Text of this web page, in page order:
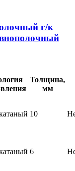
г/к
Толщина,
мм
10
6